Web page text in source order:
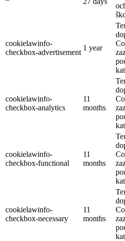
cookielawinfo-
checkbox-advertisement
1 year
cookielawinfo-
checkbox-analytics
11
months
cookielawinfo-
checkbox-functional
11
months
cookielawinfo-
checkbox-necessary
11
months